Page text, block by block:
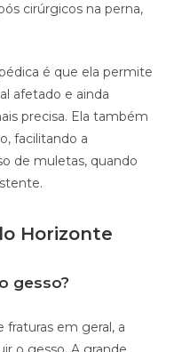
cirúrgicos na perna,
é que ela permite
afetado e ainda
precisa. Ela também
facilitando a
de muletas, quando
Horizonte
gesso?
em geral, a